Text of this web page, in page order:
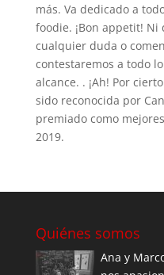
más. Va dedicado a
foodie. ¡Bon appetit!
cualquier duda o
contestaremos a todo
alcance. . ¡Ah! Por
sido reconocida por
premiado como
2019.
Quiénes somos
Ana y